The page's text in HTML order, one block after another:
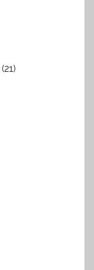
(21)